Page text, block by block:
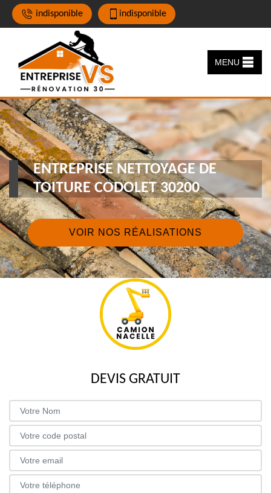
indisponible indisponible
MENU
ENTREPRISE NETTOYAGE DE
TOITURE CODOLET 30200
VOIR NOS RÉALISATIONS
DEVIS GRATUIT